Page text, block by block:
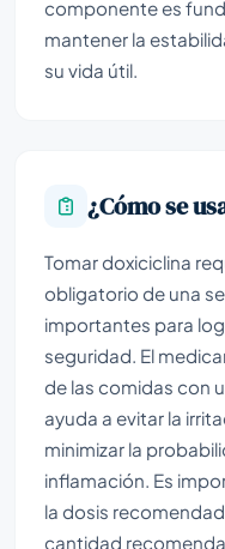
componente es
mantener la
su vida útil.
¿Cómo se
Tomar doxiciclina
obligatorio de una
importantes para
seguridad. El
de las comidas con
ayuda a evitar la
minimizar la
inflamación. Es
la dosis
cantidad